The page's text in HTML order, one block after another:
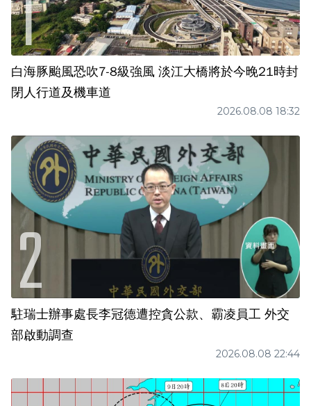
白海豚颱風恐吹7-8級強風 淡江大橋將於今晚21時封
閉人行道及機車道
2026.08.08 18:32
駐瑞士辦事處長李冠德遭控貪公款、霸凌員工 外交
部啟動調查
2026.08.08 22:44